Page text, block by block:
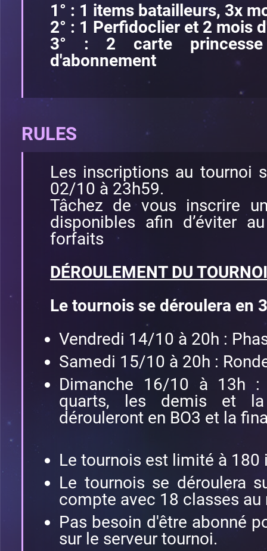
1° : 1 items batailleurs, 3x
2° : 1 Perfidoclier et 2 mois
3° : 2 carte
d'abonnement
RULES
Les inscriptions au tournoi
02/10 à 23h59.
Tâchez de vous inscrire
disponibles afin d’éviter
forfaits
DÉROULEMENT DU
Le tournois se déroulera en
Vendredi 14/10 à 20h :
Samedi 15/10 à 20h :
Dimanche 16/10 à 13h
quarts, les demis et
dérouleront en BO3 et la
Le tournois est limité à 180
Le tournois se déroulera
compte avec 18 classes au
Pas besoin d'être abonné
sur le serveur tournoi.